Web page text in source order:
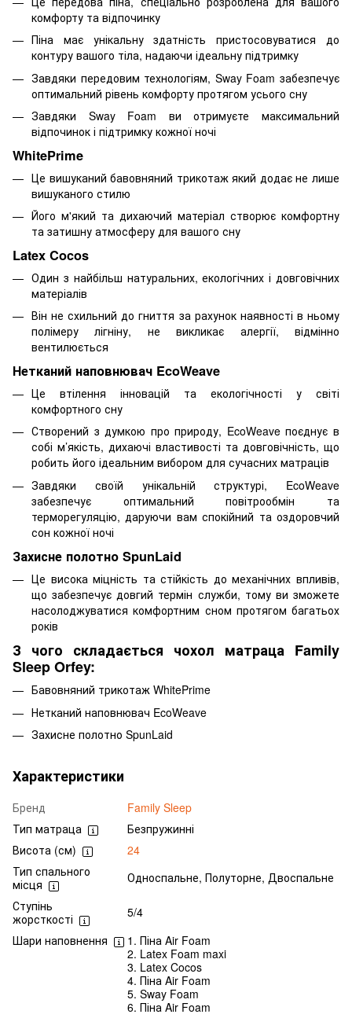
комфорту та відпочинку
Піна має унікальну здатність пристосовуватися до
контуру вашого тіла, надаючи ідеальну підтримку
Завдяки передовим технологіям, Sway Foam забезпечує
оптимальний рівень комфорту протягом усього сну
Завдяки Sway Foam ви отримуєте максимальний
відпочинок і підтримку кожної ночі
WhitePrime
Це вишуканий бавовняний трикотаж який додає не лише
вишуканого стилю
Його м'який та дихаючий матеріал створює комфортну
та затишну атмосферу для вашого сну
Latex Cocos
Один з найбільш натуральних, екологічних і довговічних
матеріалів
Він не схильний до гниття за рахунок наявності в ньому
полімеру лігніну, не викликає алергії, відмінно
вентилюється
Нетканий наповнювач EcoWeave
Це втілення інновацій та екологічності у світі
комфортного сну
Створений з думкою про природу, EcoWeave поєднує в
собі м’якість, дихаючі властивості та довговічність, що
робить його ідеальним вибором для сучасних матраців
Завдяки своїй унікальній структурі, EcoWeave
забезпечує оптимальний повітрообмін та
терморегуляцію, даруючи вам спокійний та оздоровчий
сон кожної ночі
Захисне полотно SpunLaid
Це висока міцність та стійкість до механічних впливів,
що забезпечує довгий термін служби, тому ви зможете
насолоджуватися комфортним сном протягом багатьох
років
З чого складається чохол матраца Family
Sleep Orfey:
Бавовняний трикотаж WhitePrime
Нетканий наповнювач EcoWeave
Захисне полотно SpunLaid
Характеристики
Бренд
Family Sleep
Тип матраца
Безпружинні
Висота (см)
24
Тип спального
місця
Односпальне, Полуторне, Двоспальне
Ступінь
жорсткості
5/4
Шари наповнення
1. Піна Air Foam
2. Latex Foam maxi
3. Latex Cocos
4. Піна Air Foam
5. Sway Foam
6. Піна Air Foam